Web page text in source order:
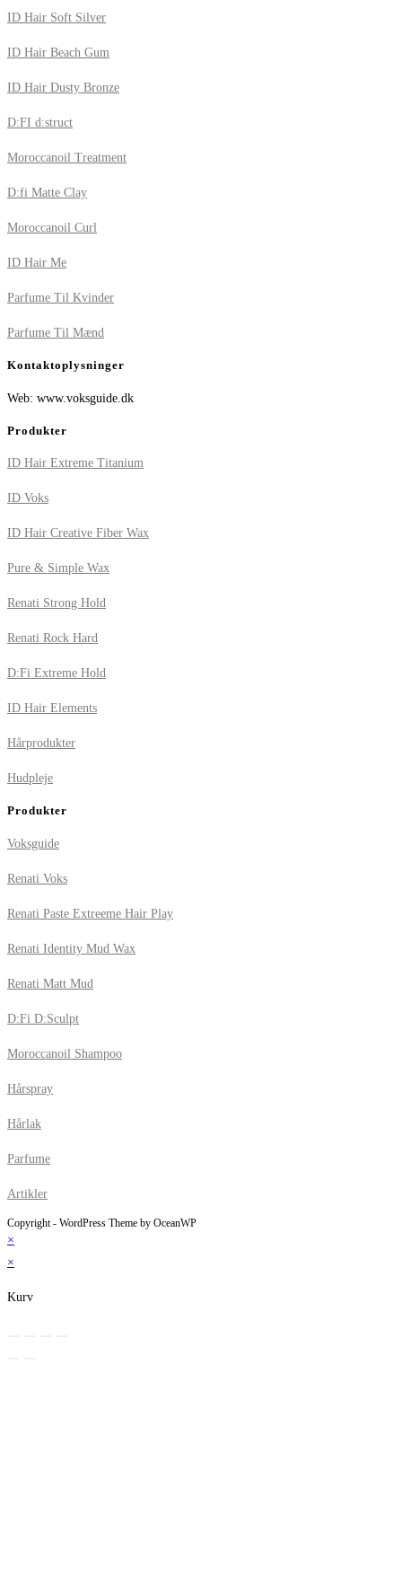
ID Hair Soft Silver
ID Hair Beach Gum
ID Hair Dusty Bronze
D:FI d:struct
Moroccanoil Treatment
D:fi Matte Clay
Moroccanoil Curl
ID Hair Me
Parfume Til Kvinder
Parfume Til Mænd
Kontaktoplysninger
Web: www.voksguide.dk
Produkter
ID Hair Extreme Titanium
ID Voks
ID Hair Creative Fiber Wax
Pure & Simple Wax
Renati Strong Hold
Renati Rock Hard
D:Fi Extreme Hold
ID Hair Elements
Hårprodukter
Hudpleje
Produkter
Voksguide
Renati Voks
Renati Paste Extreeme Hair Play
Renati Identity Mud Wax
Renati Matt Mud
D:Fi D:Sculpt
Moroccanoil Shampoo
Hårspray
Hårlak
Parfume
Artikler
Copyright - WordPress Theme by OceanWP
×
×
Kurv